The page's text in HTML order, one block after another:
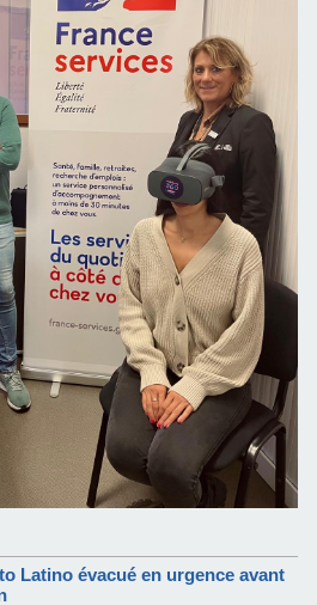
Latino évacué en urgence avant